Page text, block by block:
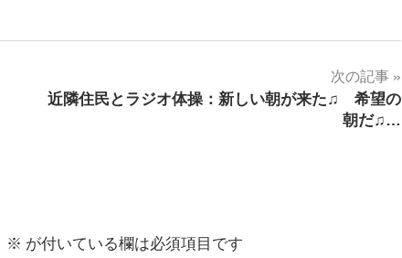
次の記事
近隣住民とラジオ体操：新しい朝が来た♫ 希望の
朝だ♫…
※ が付いている欄は必須項目です